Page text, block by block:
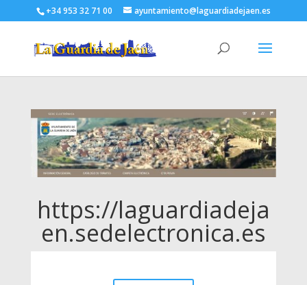
+34 953 32 71 00 ayuntamiento@laguardiadejaen.es
https://laguardiadeja
en.sedelectronica.es